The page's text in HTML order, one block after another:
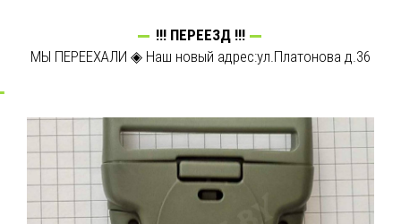
!!! ПЕРЕЕЗД !!!
МЫ ПЕРЕЕХАЛИ ◈ Наш новый адрес:ул.Платонова д.36